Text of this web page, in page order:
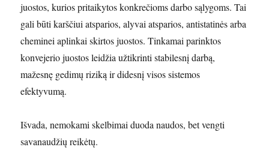
juostos, kurios pritaikytos konkrečioms darbo sąlygoms. Tai
gali būti karščiui atsparios, alyvai atsparios, antistatinės arba
cheminei aplinkai skirtos juostos. Tinkamai parinktos
konvejerio juostos leidžia užtikrinti stabilesnį darbą,
mažesnę gedimų riziką ir didesnį visos sistemos
efektyvumą.
Išvada, nemokami skelbimai duoda naudos, bet vengti
savanaudžių reikėtų.